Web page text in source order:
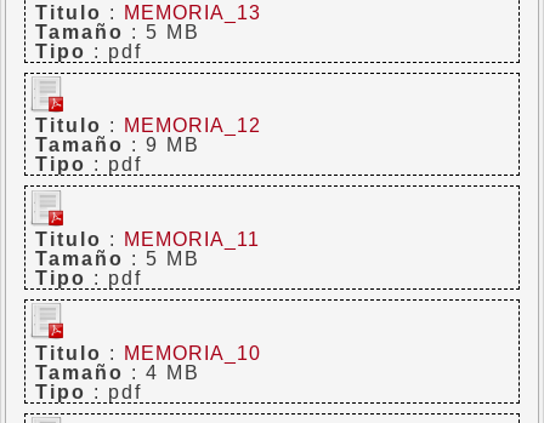
Titulo :
MEMORIA_13
Tamaño : 5 MB
Tipo : pdf
Titulo :
MEMORIA_12
Tamaño : 9 MB
Tipo : pdf
Titulo :
MEMORIA_11
Tamaño : 5 MB
Tipo : pdf
Titulo :
MEMORIA_10
Tamaño : 4 MB
Tipo : pdf